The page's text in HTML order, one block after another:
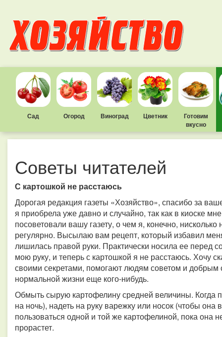
Сад Огород Виноград Цветник
Готовим
вкусно
Советы читателей
С картошкой не расстаюсь
Дорогая редакция газеты «Хозяйство», спасибо за
я приобрела уже давно и случайно, так как в киоске
посоветовали вашу газету, о чем я, конечно,
регулярно. Высылаю вам рецепт, который избавил
лишилась правой руки. Практически носила ее перед
мою руку, и теперь с картошкой я не расстаюсь. Хочу
своими секретами, помогают людям советом и добрым
нормальной жизни еще кого-нибудь.
Обмыть сырую картофелину средней величины. Когда
на ночь), надеть на руку варежку или носок (чтобы
пользоваться одной и той же картофелиной, пока она
прорастет.